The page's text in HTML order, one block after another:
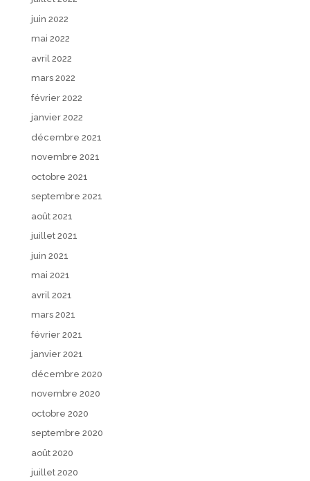
juin 2022
mai 2022
avril 2022
mars 2022
février 2022
janvier 2022
décembre 2021
novembre 2021
octobre 2021
septembre 2021
août 2021
juillet 2021
juin 2021
mai 2021
avril 2021
mars 2021
février 2021
janvier 2021
décembre 2020
novembre 2020
octobre 2020
septembre 2020
août 2020
juillet 2020